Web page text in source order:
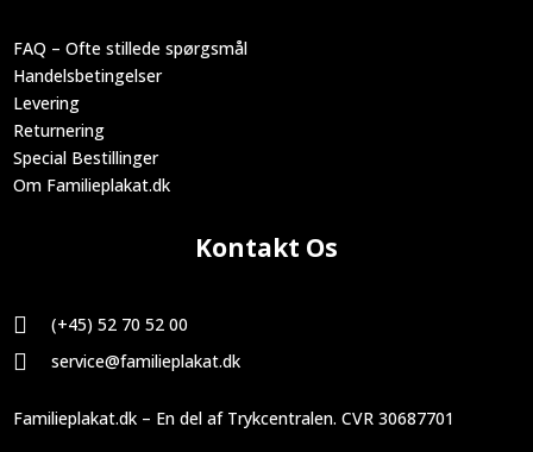
FAQ – Ofte stillede spørgsmål
Handelsbetingelser
Levering
Returnering
Special Bestillinger
Om Familieplakat.dk
Kontakt Os
 (+45) 52 70 52 00
 service@familieplakat.dk
Familieplakat.dk – En del af Trykcentralen. CVR 30687701